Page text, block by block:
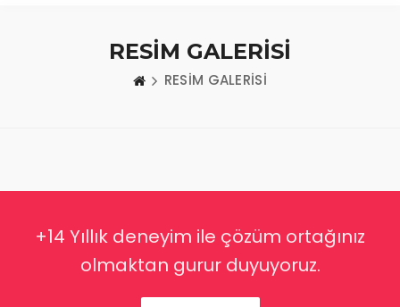
RESİM GALERİSİ
RESİM GALERİSİ
+14 Yıllık deneyim ile çözüm ortağınız
olmaktan gurur duyuyoruz.